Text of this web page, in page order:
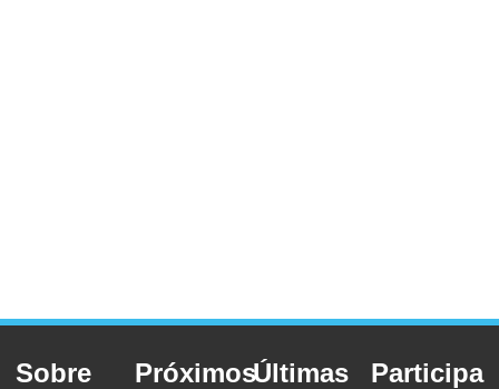
Sobre
PróximosÚltimas
Participa